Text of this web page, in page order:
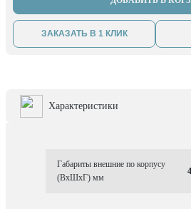
ЗАКАЗАТЬ В 1 КЛИК
Характеристики
Габариты внешние по корпусу
(ВхШхГ) мм